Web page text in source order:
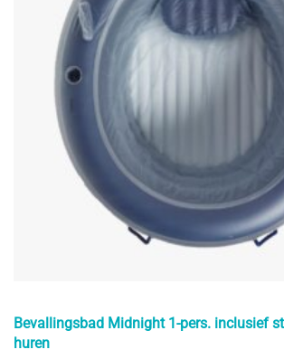
Bevallingsbad Midnight 1-pers. inclusief
huren